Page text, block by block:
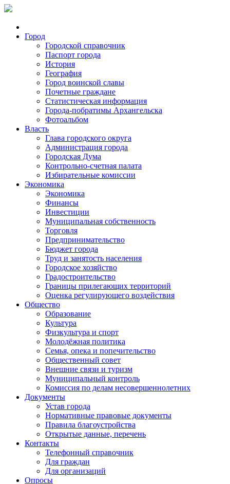
Город
Городской справочник
Паспорт города
История
География
Город воинской славы
Почетные граждане
Статистическая информация
Города-побратимы Архангельска
Фотоальбом
Власть
Глава городского округа
Администрация города
Городская Дума
Контрольно-счетная палата
Избирательные комиссии
Экономика
Экономика
Финансы
Инвестиции
Муниципальная собственность
Торговля
Предпринимательство
Бюджет города
Труд и занятость населения
Городское хозяйство
Градостроительство
Границы прилегающих территорий
Оценка регулирующего воздействия
Общество
Образование
Культура
Физкультура и спорт
Молодёжная политика
Семья, опека и попечительство
Общественный совет
Внешние связи и туризм
Муниципальный контроль
Комиссия по делам несовершеннолетних
Документы
Устав города
Нормативные правовые документы
Правила благоустройства
Открытые данные, перечень
Контакты
Телефонный справочник
Для граждан
Для организаций
Опросы